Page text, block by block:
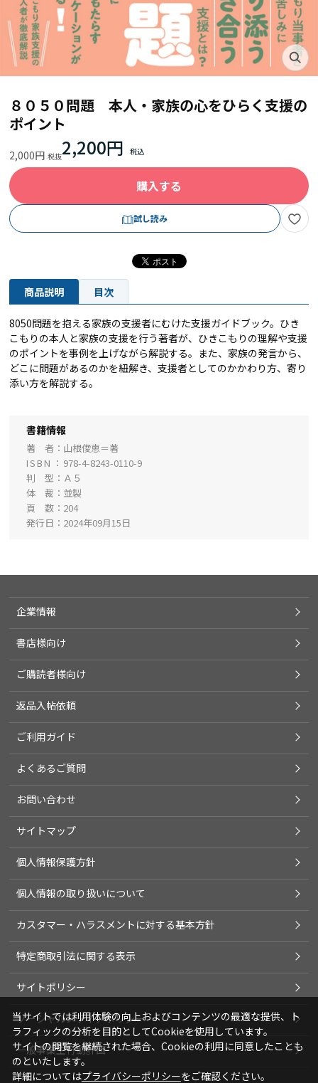
８０５０問題 本人・家族の心をひらく支援の
ポイント
2,000円 2,200円
購入する
試し読み
商品説明 目次
8050問題を抱える家族の支援者にむけた支援ガイドブック。ひき
こもりの本人と家族の支援を行う著者が、ひきこもりの理解や支援
のポイントを事例を上げながら解説する。また、家族の発言から、
どこに問題があるのかを紐解き、支援者としてのかかわり方、寄り
添い方を解説する。
書籍情報
著 者
山根俊恵＝著
ISBN
978-4-8243-0110-9
判 型
Ａ５
体 裁
並製
頁 数
204
発行日
2024年09月15日
企業情報
書店様向け
ご購読者様向け
返品入帖依頼
ご利用ガイド
よくあるご質問
お問い合わせ
サイトマップ
個人情報保護方針
個人情報の取り扱いについて
カスタマー・ハラスメントに対する基本方針
特定商取引法に関する表示
サイトポリシー
ソーシャルメディアポリシー
一般事業主行動計画
当サイトでは利用体験の向上およびコンテンツの最適な提供、ト
ラフィックの分析を目的としてCookieを使用しています。
サイトの閲覧を継続された場合、Cookieの利用に同意したことも
のといたします。
詳細についてはプライバシーポリシーをご確認ください。